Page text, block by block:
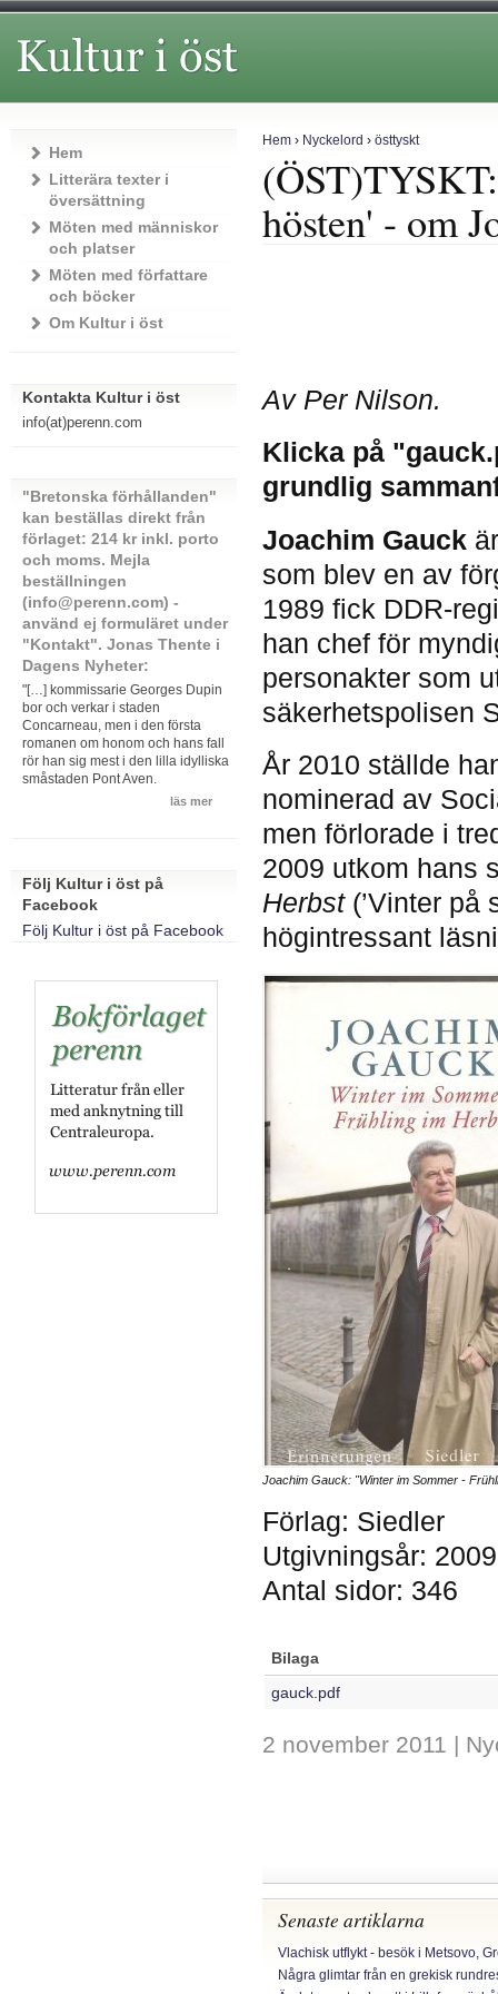
Hem› Nyckelord › östtyskt
hösten' - om
Av Per Nilson.
Klicka på
grundlig
Joachim Gauckär
som blev en av
1989 fick DDR-
han chef för
personakter som
säkerhetspolisen
År 2010 ställde
nominerad av
men förlorade i
2009 utkom hans
Herbst(’Vinter på
högintressant
Joachim Gauck: "Winter im Sommer -
Förlag: Siedler
Utgivningsår: 2009
Antal sidor: 346
Bilaga
gauck.pdf
2 november 2011 |
Senaste artiklarna
Vlachisk utflykt - besök i Metsovo,
Några glimtar från en grekisk
Hem
Litterära texter i
översättning
Möten med människor
och platser
Möten med författare
och böcker
Om Kultur i öst
Kontakta Kultur i öst
info(at)perenn.com
"Bretonska förhållanden"
kan beställas direkt från
förlaget: 214 kr inkl. porto
och moms. Mejla
beställningen
(info@perenn.com) -
använd ej formuläret under
"Kontakt". Jonas Thente i
Dagens Nyheter:
"[…] kommissarie Georges Dupin
bor och verkar i staden
Concarneau, men i den första
romanen om honom och hans fall
rör han sig mest i den lilla idylliska
småstaden Pont Aven.
läs mer
Följ Kultur i öst på
Facebook
Följ Kultur i öst på Facebook